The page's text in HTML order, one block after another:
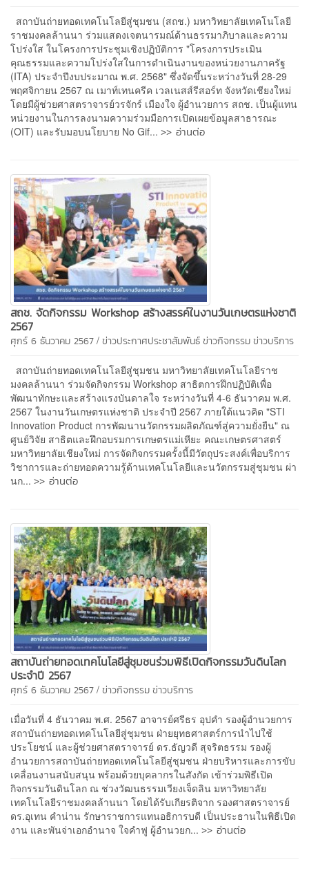
สถาบันถ่ายทอดเทคโนโลยีสู่ชุมชน (สถช.) มหาวิทยาลัยเทคโนโลยี
ราชมงคลล้านนา ร่วมแสดงเจตนารมณ์ด้านธรรมาภิบาลและความ
โปร่งใส ในโครงการประชุมเชิงปฏิบัติการ "โครงการประเมิน
คุณธรรมและความโปร่งใสในการดำเนินงานของหน่วยงานภาครัฐ
(ITA) ประจำปีงบประมาณ พ.ศ. 2568" ซึ่งจัดขึ้นระหว่างวันที่ 28-29
พฤศจิกายน 2567 ณ เมาท์เทนครีค เวลเนสส์รีสอร์ท จังหวัดเชียงใหม่
โดยมีผู้ช่วยศาสตราจารย์วรจักร์ เมืองใจ ผู้อำนวยการ สถช. เป็นผู้แทน
หน่วยงานในการลงนามความร่วมมือการเปิดเผยข้อมูลสาธารณะ
(OIT) และรับมอบนโยบาย No Gif... >> อ่านต่อ
สถช. จัดกิจกรรม Workshop สร้างสรรค์ในงานวันเกษตรแห่งชาติ
2567
ศุกร์ 6 ธันวาคม 2567 / ข่าวประกาศประชาสัมพันธ์ข่าวกิจกรรมข่าวบริการ
สถาบันถ่ายทอดเทคโนโลยีสู่ชุมชน มหาวิทยาลัยเทคโนโลยีราช
มงคลล้านนา ร่วมจัดกิจกรรม Workshop สาธิตการฝึกปฏิบัติเพื่อ
พัฒนาทักษะและสร้างแรงบันดาลใจ ระหว่างวันที่ 4-6 ธันวาคม พ.ศ.
2567 ในงานวันเกษตรแห่งชาติ ประจำปี 2567 ภายใต้แนวคิด "STI
Innovation Product การพัฒนานวัตกรรมผลิตภัณฑ์สู่ความยั่งยืน" ณ
ศูนย์วิจัย สาธิตและฝึกอบรมการเกษตรแม่เหียะ คณะเกษตรศาสตร์
มหาวิทยาลัยเชียงใหม่ การจัดกิจกรรมครั้งนี้มีวัตถุประสงค์เพื่อบริการ
วิชาการและถ่ายทอดความรู้ด้านเทคโนโลยีและนวัตกรรมสู่ชุมชน ผ่า
นก... >> อ่านต่อ
สถาบันถ่ายทอดเทคโนโลยีสู่ชุมชนร่วมพิธีเปิดกิจกรรมวันดินโลก
ประจำปี 2567
ศุกร์ 6 ธันวาคม 2567 / ข่าวกิจกรรมข่าวบริการ
เมื่อวันที่ 4 ธันวาคม พ.ศ. 2567 อาจารย์ศรีธร อุปคำ รองผู้อำนวยการ
สถาบันถ่ายทอดเทคโนโลยีสู่ชุมชน ฝ่ายยุทธศาสตร์การนำไปใช้
ประโยชน์ และผู้ช่วยศาสตราจารย์ ดร.ธัญวดี สุจริตธรรม รองผู้
อำนวยการสถาบันถ่ายทอดเทคโนโลยีสู่ชุมชน ฝ่ายบริหารและการขับ
เคลื่อนงานสนับสนุน พร้อมด้วยบุคลากรในสังกัด เข้าร่วมพิธีเปิด
กิจกรรมวันดินโลก ณ ช่วงวัฒนธรรมเวียงเจ็ดลิน มหาวิทยาลัย
เทคโนโลยีราชมงคลล้านนา โดยได้รับเกียรติจาก รองศาสตราจารย์
ดร.อุเทน คำน่าน รักษาราชการแทนอธิการบดี เป็นประธานในพิธีเปิด
งาน และพันจ่าเอกอำนาจ ใจคำฟู ผู้อำนวยก... >> อ่านต่อ